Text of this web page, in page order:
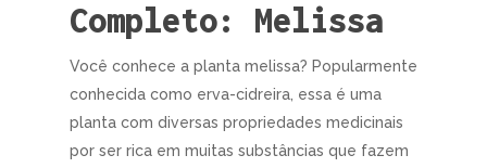
Completo: Melissa
Você conhece a planta melissa? Popularmente
conhecida como erva-cidreira, essa é uma
planta com diversas propriedades medicinais
por ser rica em muitas substâncias que fazem